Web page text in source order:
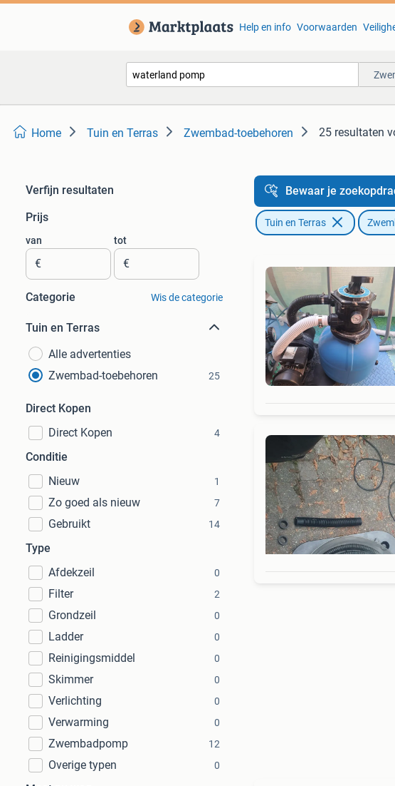
Help en info Voorwaarden
Home Tuin en Terras Zwembad-toebehoren 25 resultaten
Verfijn resultaten
Prijs
van
€
tot
€
Categorie Wis de categorie
Tuin en Terras
Alle advertenties
Zwembad-toebehoren
25
Direct Kopen
Direct Kopen
4
Conditie
Nieuw
1
Zo goed als nieuw 7
Gebruikt 14
Type
Afdekzeil
0
Filter 2
Grondzeil 0
Ladder 0
Reinigingsmiddel 0
Skimmer 0
Verlichting 0
Verwarming 0
Zwembadpomp 12
Overige typen 0
Bewaar je
Tuin en Terras